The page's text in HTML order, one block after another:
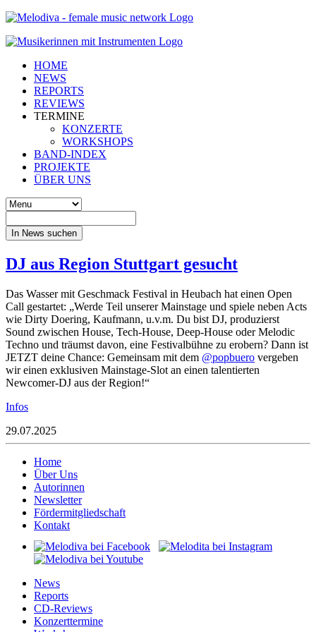
HOME
NEWS
REPORTS
REVIEWS
TERMINE
KONZERTE
WORKSHOPS
BAND-INDEX
PROJEKTE
ÜBER UNS
In News suchen
DJ aus Region Stuttgart gesucht
Das Wasser mit Geschmack Festival in Heubach hat einen Open
Call gestartet: „Werde Teil unserer Mainstage und spiele neben Acts
wie Dirty Doering, Kaufmann, u.v.m. Du bist DJ, produzierst
Sound zwischen House, Tech-House, Deep-House oder Melodic
Techno und träumst davon, eine Festivalbühne zu erobern? Dann ist
JETZT deine Chance: Gemeinsam mit dem @popbuero vergeben
wir einen exklusiven Mainstage-Slot an einen talentierten
Newcomer-DJ aus der Region!“
Infos
29.07.2025
Home
Über Uns
Autorinnen
Newsletter
Fördermitgliedschaft
Kontakt
News
Reports
CD-Reviews
Konzerttermine